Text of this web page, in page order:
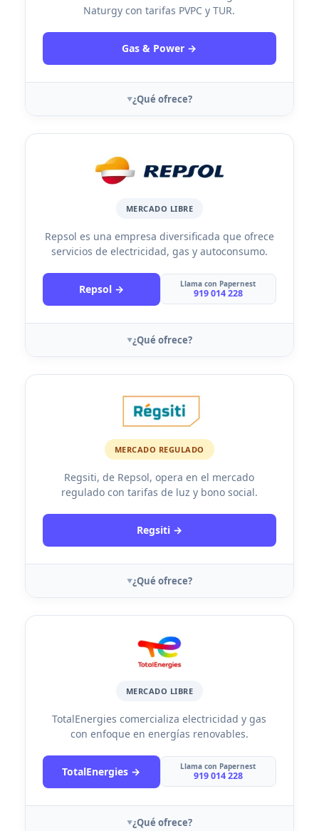
Naturgy con tarifas PVPC y TUR.
Gas & Power →
¿Qué ofrece?
MERCADO LIBRE
Repsol es una empresa diversificada que ofrece
servicios de electricidad, gas y autoconsumo.
Repsol → Llama con Papernest
919 014 228
¿Qué ofrece?
MERCADO REGULADO
Regsiti, de Repsol, opera en el mercado
regulado con tarifas de luz y bono social.
Regsiti →
¿Qué ofrece?
MERCADO LIBRE
TotalEnergies comercializa electricidad y gas
con enfoque en energías renovables.
TotalEnergies → Llama con Papernest
919 014 228
¿Qué ofrece?